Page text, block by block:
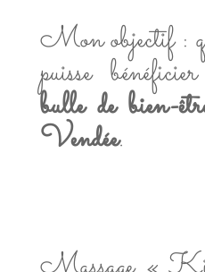
Mon objectif :
puisse
bulle de bien-
Vendée.